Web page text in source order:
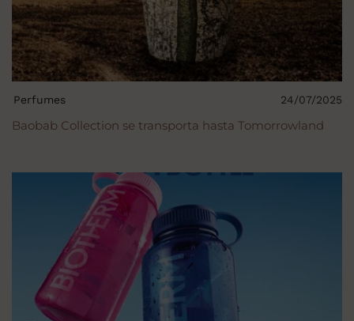
Baobab Collection se transporta hasta Tomorrowland
Perfumes 24/07/2025